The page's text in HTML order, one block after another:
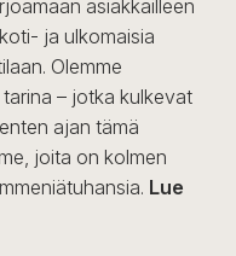
asiakkailleen
ja ulkomaisia
Olemme
– jotka kulkevat
ajan tämä
joita on kolmen
Lue